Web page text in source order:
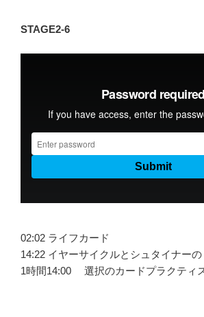
STAGE2-6
02:02 ライフカード
14:22 イヤーサイクルとシュタイナー
1時間14:00 選択のカードプラクティ